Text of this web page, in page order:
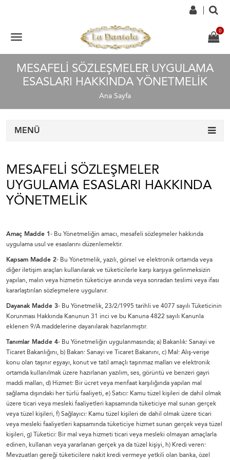
MESAFELI SÖZLEŞMELER UYGULAMA
ESASLARI HAKKINDA YÖNETMELIK
Ana Sayfa
MENÜ
MESAFELI SÖZLEŞMELER
UYGULAMA ESASLARI HAKKINDA
YÖNETMELIK
Amaç Madde 1 - Bu Yönetmeliğin amacı, mesafeli sözleşmeler hakkında
uygulama usul ve esaslarını düzenlemektir.
Kapsam Madde 2- Bu Yönetmelik, yazılı, görsel ve elektronik ortamda veya
diğer iletişim araçları kullanılarak ve tüketicilerle karşı karşıya gelinmeksizin
yapılan, malın veya hizmetin tüketiciye anında veya sonradan teslimi veya ifası
kararlaştırılan sözleşmelere uygulanır.
Dayanak Madde 3- Bu Yönetmelik, 23/2/1995 tarihli ve 4077 sayılı Tüketicinin
Korunması Hakkında Kanunun 31 inci ve bu Kanuna 4822 sayılı Kanunla
eklenen 9/A maddelerine dayanılarak hazırlanmıştır.
Tanımlar Madde 4- Bu Yönetmeliğin uygulanmasında; a) Bakanlık: Sanayi ve
Ticaret Bakanlığını, b) Bakan: Sanayi ve Ticaret Bakanını, c) Mal: Alış-verişe
konu olan taşınır eşyayı, konut ve tatil amaçlı taşınmaz malları ve elektronik
ortamda kullanılmak üzere hazırlanan yazılım, ses, görüntü ve benzeri gayri
maddi malları, d) Hizmet: Bir ücret veya menfaat karşılığında yapılan mal
sağlama dışındaki her türlü faaliyeti, e) Satıcı: Kamu tüzel kişileri de dahil olmak
üzere ticari veya mesleki faaliyetleri kapsamında tüketiciye mal sunan gerçek
veya tüzel kişileri, f) Sağlayıcı: Kamu tüzel kişileri de dahil olmak üzere ticari
veya mesleki faaliyetleri kapsamında tüketiciye hizmet sunan gerçek veya tüzel
kişileri, g) Tüketici: Bir mal veya hizmeti ticari veya mesleki olmayan amaçlarla
edinen, kullanan veya yararlanan gerçek ya da tüzel kişiyi, h) Kredi veren:
Mevzuatları gereği tüketicilere nakit kredi vermeye yetkili olan banka, özel